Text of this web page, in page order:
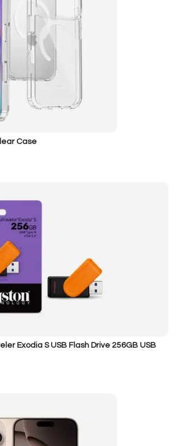
Case
Exodia S USB Flash Drive 256GB USB